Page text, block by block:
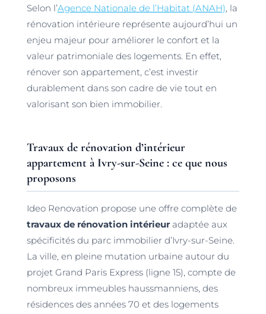
Selon l’Agence Nationale de l’Habitat (ANAH), la
rénovation intérieure représente aujourd’hui un
enjeu majeur pour améliorer le confort et la
valeur patrimoniale des logements. En effet,
rénover son appartement, c’est investir
durablement dans son cadre de vie tout en
valorisant son bien immobilier.
Travaux de rénovation d’intérieur
appartement à Ivry-sur-Seine : ce que nous
proposons
Ideo Renovation propose une offre complète de
travaux de rénovation intérieuradaptée aux
spécificités du parc immobilier d’Ivry-sur-Seine.
La ville, en pleine mutation urbaine autour du
projet Grand Paris Express (ligne 15), compte de
nombreux immeubles haussmanniens, des
résidences des années 70 et des logements